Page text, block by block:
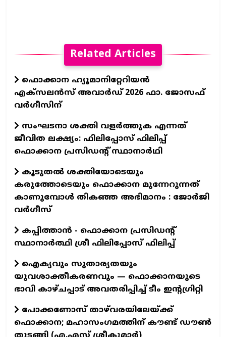
Related Articles
ഫൊക്കാന ഹ്യൂമാനിറ്റേറിയന്‍
എക്‌സലന്‍സ് അവാര്‍ഡ് 2026 ഫാ. ജോസഫ്
വര്‍ഗീസിന്
സംഘടനാ ശക്തി വളർത്തുക എന്നത്
ജീവിത ലക്ഷ്യം: ഫിലിപ്പോസ് ഫിലിപ്പ്
ഫൊക്കാന പ്രസിഡന്റ് സ്ഥാനാർഥി
കൂടുതൽ ശക്തിയോടെയും
കരുത്തോടെയും ഫൊക്കാന മുന്നേറുന്നത്
കാണുമ്പോൾ തികഞ്ഞ അഭിമാനം : ജോർജി
വർഗീസ്
കപ്പിത്താൻ - ഫൊക്കാന പ്രസിഡന്റ്
സ്ഥാനാർത്ഥി ശ്രീ ഫിലിപ്പോസ് ഫിലിപ്പ്
ഐക്യവും സുതാര്യതയും
യുവശാക്തീകരണവും — ഫൊക്കാനയുടെ
ഭാവി കാഴ്ചപ്പാട് അവതരിപ്പിച്ച് ടീം ഇന്റഗ്രിറ്റി
പോക്കണോസ് താഴ്‌വരയിലേയ്ക്ക്
ഫൊക്കാന; മഹാസംഗമത്തിന് കൗണ്ട് ഡൗണ്‍